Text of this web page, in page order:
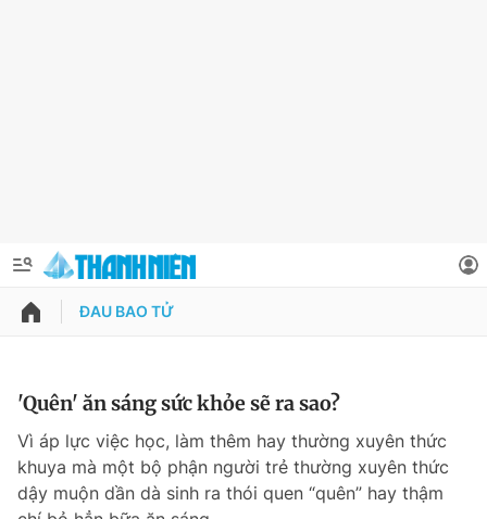
QUẢNG CÁO
Chuyên mục
Thông tin tài khoản
Đổi mật khẩu
Tin đã lưu
ĐAU BAO TỬ
'Quên' ăn sáng sức khỏe sẽ ra sao?
Vì áp lực việc học, làm thêm hay thường xuyên thức
khuya mà một bộ phận người trẻ thường xuyên thức
dậy muộn dần dà sinh ra thói quen “quên” hay thậm